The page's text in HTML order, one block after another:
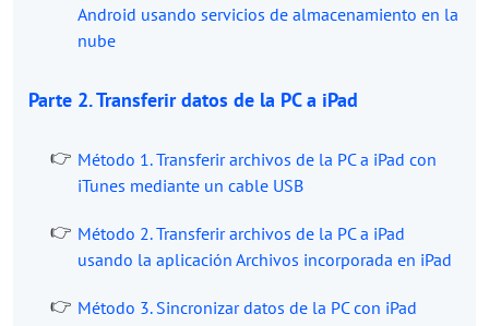
Android usando servicios de almacenamiento en la
nube
Parte 2. Transferir datos de la PC a iPad
Método 1. Transferir archivos de la PC a iPad con
iTunes mediante un cable USB
Método 2. Transferir archivos de la PC a iPad
usando la aplicación Archivos incorporada en iPad
Método 3. Sincronizar datos de la PC con iPad